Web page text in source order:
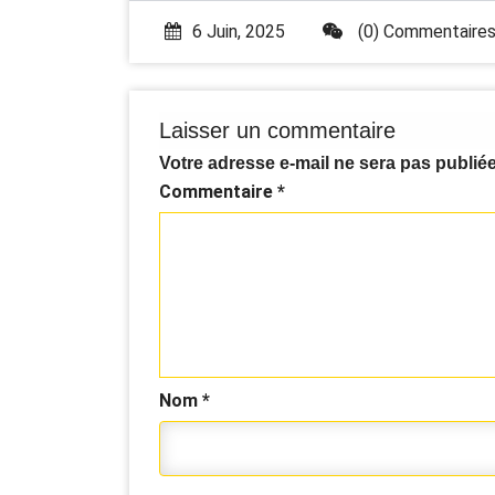
6 Juin, 2025 (0) Commentaires
Laisser un commentaire
Votre adresse e-mail ne sera pas
Commentaire *
Nom *